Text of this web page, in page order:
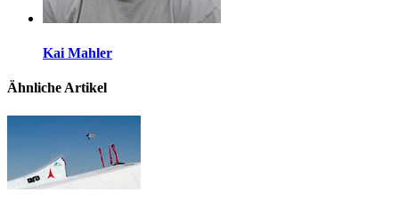
Kai Mahler
Ähnliche Artikel